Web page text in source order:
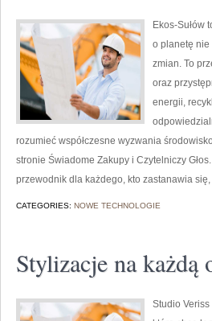
Ekos-Sułów
o planetę nie
zmian. To
oraz
energii,
rozumieć współczesne wyzwania
stronie Świadome Zakupy i Czytelniczy
przewodnik dla każdego, kto zastanawia
CATEGORIES: NOWE TECHNOLOGIE
Stylizacje na każdą
Studio